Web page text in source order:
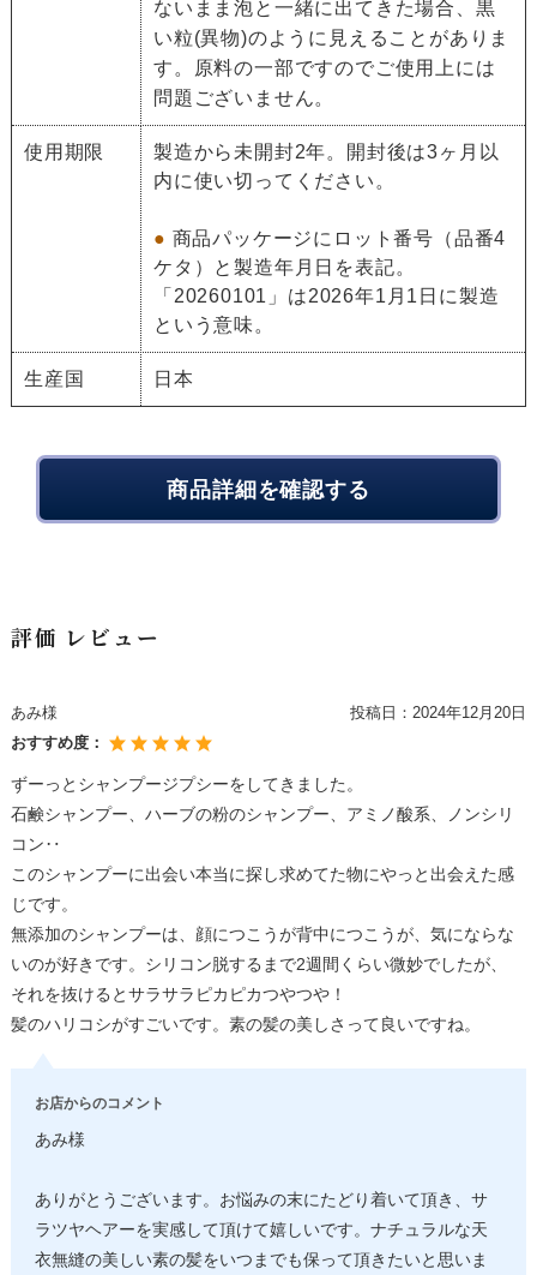
ないまま泡と一緒に出てきた場合、黒
い粒(異物)のように見えることがありま
す。原料の一部ですのでご使用上には
問題ございません。
使用期限
製造から未開封2年。開封後は3ヶ月以
内に使い切ってください。
● 商品パッケージにロット番号（品番4
ケタ）と製造年月日を表記。
「20260101」は2026年1月1日に製造
という意味。
生産国 日本
商品詳細を確認する
評価 レビュー
あみ様 投稿日： 2024年12月20日
おすすめ度：
ずーっとシャンプージプシーをしてきました。
石鹸シャンプー、ハーブの粉のシャンプー、アミノ酸系、ノンシリ
コン‥
このシャンプーに出会い本当に探し求めてた物にやっと出会えた感
じです。
無添加のシャンプーは、顔につこうが背中につこうが、気にならな
いのが好きです。シリコン脱するまで2週間くらい微妙でしたが、
それを抜けるとサラサラピカピカつやつや！
髪のハリコシがすごいです。素の髪の美しさって良いですね。
お店からのコメント
あみ様
ありがとうございます。お悩みの末にたどり着いて頂き、サ
ラツヤヘアーを実感して頂けて嬉しいです。ナチュラルな天
衣無縫の美しい素の髪をいつまでも保って頂きたいと思いま